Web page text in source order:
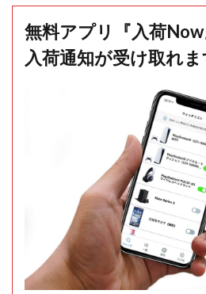
無料アプリ『入荷
入荷通知が受け取れま